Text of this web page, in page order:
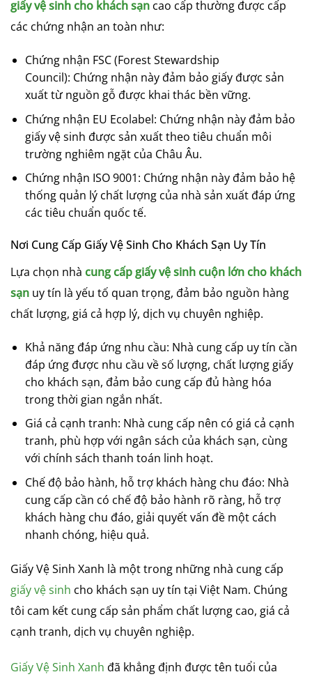
giấy vệ sinh cho khách sạn cao cấp thường được cấp
các chứng nhận an toàn như:
Chứng nhận FSC (Forest Stewardship
Council): Chứng nhận này đảm bảo giấy được sản
xuất từ nguồn gỗ được khai thác bền vững.
Chứng nhận EU Ecolabel: Chứng nhận này đảm bảo
giấy vệ sinh được sản xuất theo tiêu chuẩn môi
trường nghiêm ngặt của Châu Âu.
Chứng nhận ISO 9001: Chứng nhận này đảm bảo hệ
thống quản lý chất lượng của nhà sản xuất đáp ứng
các tiêu chuẩn quốc tế.
Nơi Cung Cấp Giấy Vệ Sinh Cho Khách Sạn Uy Tín
Lựa chọn nhà cung cấp giấy vệ sinh cuộn lớn cho khách
sạn uy tín là yếu tố quan trọng, đảm bảo nguồn hàng
chất lượng, giá cả hợp lý, dịch vụ chuyên nghiệp.
Khả năng đáp ứng nhu cầu: Nhà cung cấp uy tín cần
đáp ứng được nhu cầu về số lượng, chất lượng giấy
cho khách sạn, đảm bảo cung cấp đủ hàng hóa
trong thời gian ngắn nhất.
Giá cả cạnh tranh: Nhà cung cấp nên có giá cả cạnh
tranh, phù hợp với ngân sách của khách sạn, cùng
với chính sách thanh toán linh hoạt.
Chế độ bảo hành, hỗ trợ khách hàng chu đáo: Nhà
cung cấp cần có chế độ bảo hành rõ ràng, hỗ trợ
khách hàng chu đáo, giải quyết vấn đề một cách
nhanh chóng, hiệu quả.
Giấy Vệ Sinh Xanh là một trong những nhà cung cấp
giấy vệ sinh cho khách sạn uy tín tại Việt Nam. Chúng
tôi cam kết cung cấp sản phẩm chất lượng cao, giá cả
cạnh tranh, dịch vụ chuyên nghiệp.
Giấy Vệ Sinh Xanh đã khẳng định được tên tuổi của